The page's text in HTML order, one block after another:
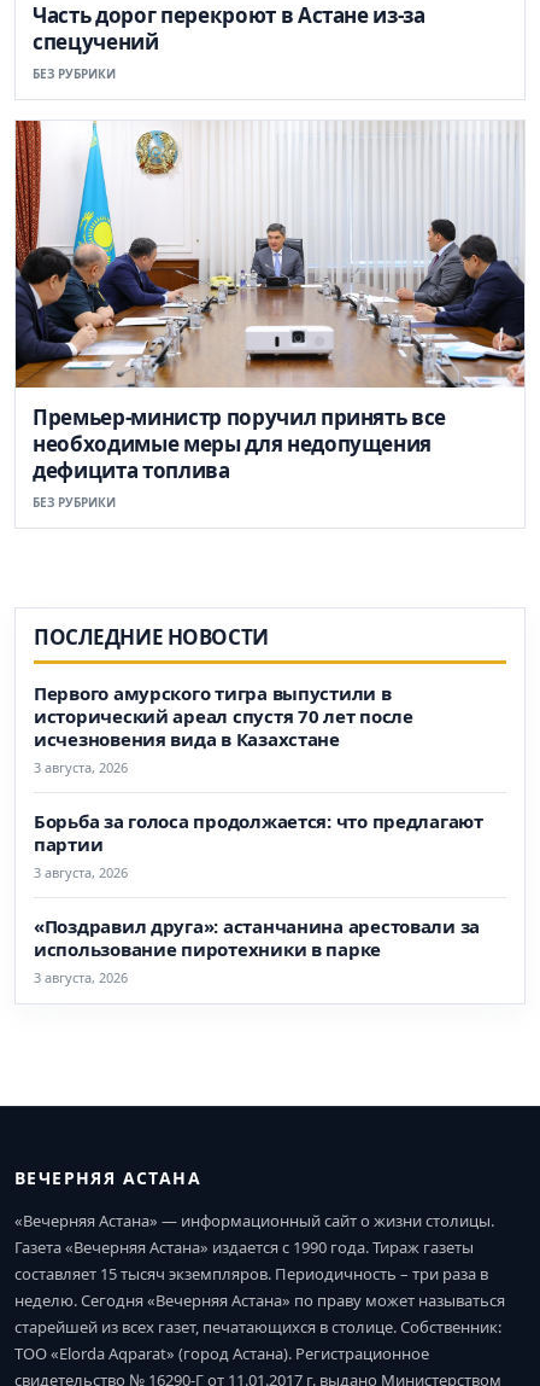
Часть дорог перекроют в Астане из-за
спецучений
БЕЗ РУБРИКИ
Премьер-министр поручил принять все
необходимые меры для недопущения
дефицита топлива
БЕЗ РУБРИКИ
ПОСЛЕДНИЕ НОВОСТИ
Первого амурского тигра выпустили в
исторический ареал спустя 70 лет после
исчезновения вида в Казахстане
3 августа, 2026
Борьба за голоса продолжается: что предлагают
партии
3 августа, 2026
«Поздравил друга»: астанчанина арестовали за
использование пиротехники в парке
3 августа, 2026
ВЕЧЕРНЯЯ АСТАНА
«Вечерняя Астана» — информационный сайт о жизни столицы.
Газета «Вечерняя Астана» издается с 1990 года. Тираж газеты
составляет 15 тысяч экземпляров. Периодичность – три раза в
неделю. Сегодня «Вечерняя Астана» по праву может называться
старейшей из всех газет, печатающихся в столице. Собственник:
ТОО «Elorda Aqparat» (город Астана). Регистрационное
свидетельство № 16290-Г от 11.01.2017 г. выдано Министерством